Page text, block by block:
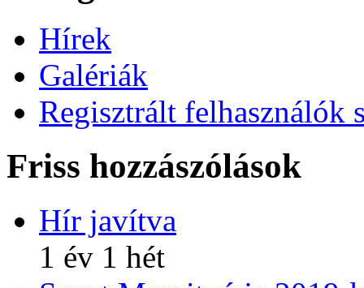
Hírek
Galériák
Regisztrált felhasználók
Friss hozzászólások
Hír javítva
1 év 1 hét